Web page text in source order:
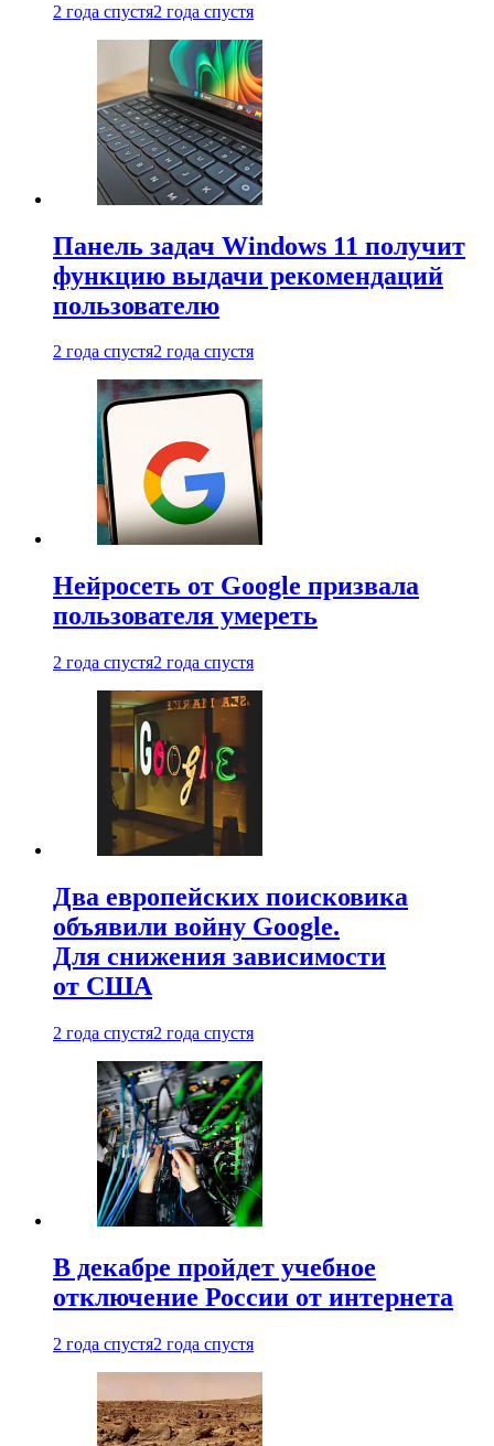
2 года спустя2 года спустя
Панель задач Windows 11 получит
функцию выдачи рекомендаций
пользователю
2 года спустя2 года спустя
Нейросеть от Google призвала
пользователя умереть
2 года спустя2 года спустя
Два европейских поисковика
объявили войну Google.
Для снижения зависимости
от США
2 года спустя2 года спустя
В декабре пройдет учебное
отключение России от интернета
2 года спустя2 года спустя